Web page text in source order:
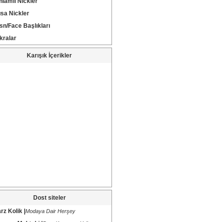
Nickler
Face Başlıkları
Karışık İçerikler
Dost siteler
Kolik | Modaya Dair Herşey